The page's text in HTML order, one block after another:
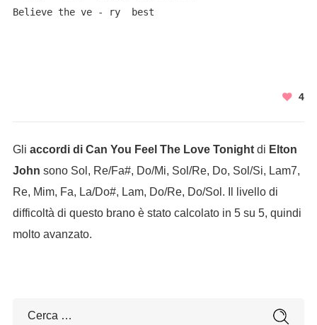
Believe the ve - ry  best
4
Gli accordi di Can You Feel The Love Tonightdi Elton
John sono Sol, Re/Fa#, Do/Mi, Sol/Re, Do, Sol/Si, Lam7,
Re, Mim, Fa, La/Do#, Lam, Do/Re, Do/Sol. Il livello di
difficoltà di questo brano è stato calcolato in 5 su 5, quindi
molto avanzato.